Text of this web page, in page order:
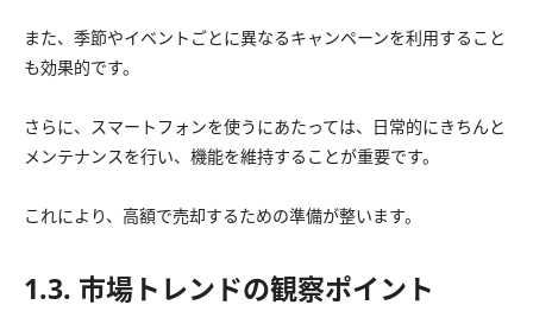
また、季節やイベントごとに異なるキャンペーンを利用すること
も効果的です。
さらに、スマートフォンを使うにあたっては、日常的にきちんと
メンテナンスを行い、機能を維持することが重要です。
これにより、高額で売却するための準備が整います。
1.3. 市場トレンドの観察ポイント